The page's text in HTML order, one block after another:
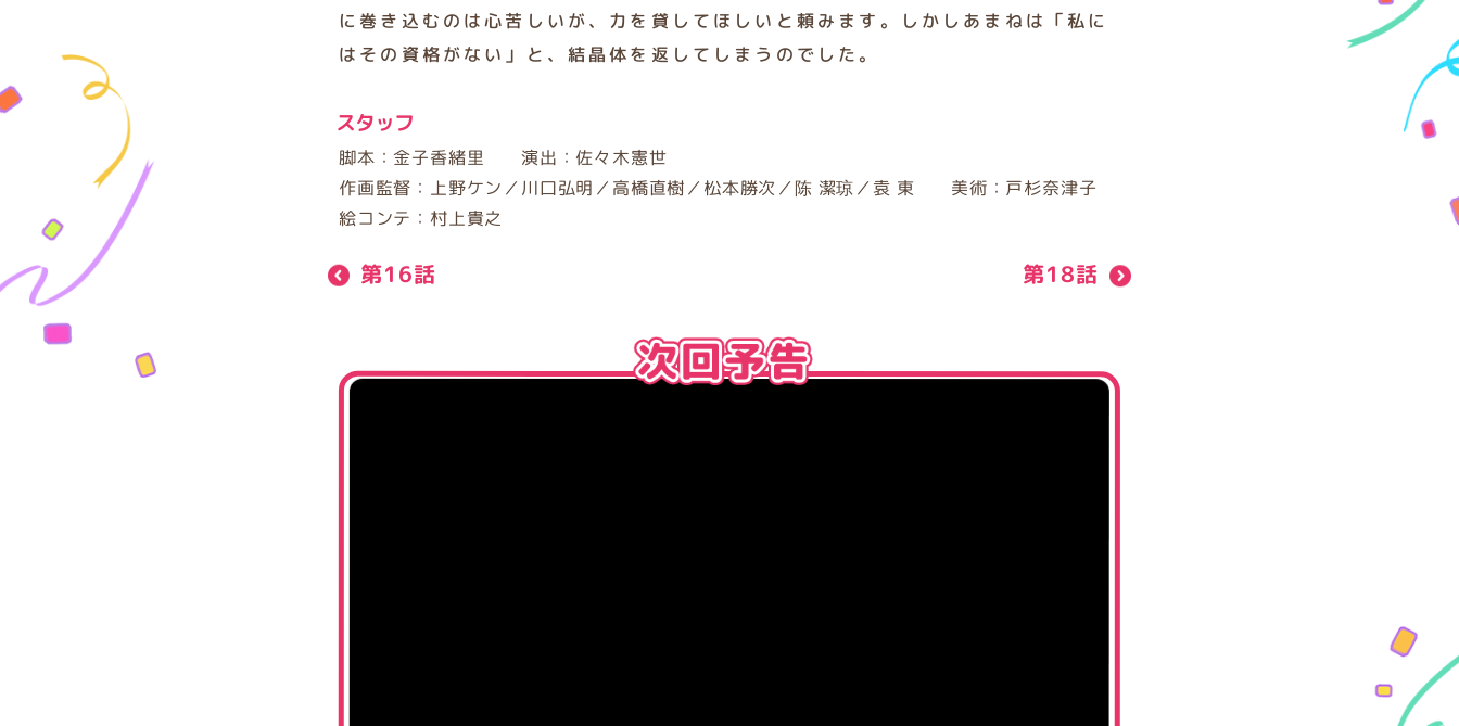
に巻き込むのは心苦しいが、力を貸してほしいと頼みます。しかしあまねは「私に
はその資格がない」と、結晶体を返してしまうのでした。
スタッフ
脚本：金子香緒里 演出：佐々木憲世
作画監督：上野ケン／川口弘明／高橋直樹／松本勝次／陈 潔琼／袁 東 美術：戸杉奈津子
絵コンテ：村上貴之
第16話 第18話